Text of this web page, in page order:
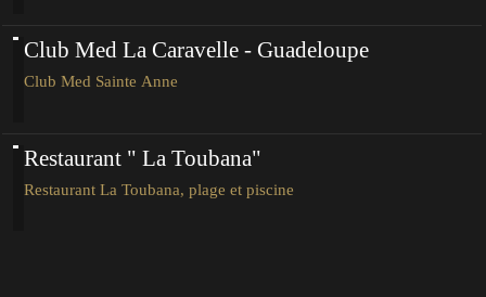
Club Med La Caravelle - Guadeloupe
Club Med Sainte Anne
Restaurant " La Toubana"
Restaurant La Toubana, plage et piscine